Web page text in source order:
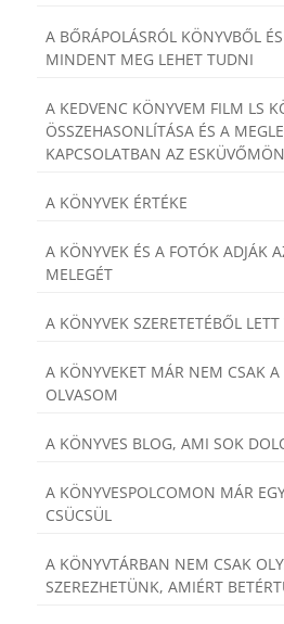
A BŐRÁPOLÁSRÓL KÖNYVBŐL
MINDENT MEG LEHET TUDNI
A KEDVENC KÖNYVEM FILM LS
ÖSSZEHASONLÍTÁSA ÉS A
KAPCSOLATBAN AZ
A KÖNYVEK ÉRTÉKE
A KÖNYVEK ÉS A FOTÓK ADJÁK
MELEGÉT
A KÖNYVEK SZERETETÉBŐL
A KÖNYVEKET MÁR NEM CSAK
OLVASOM
A KÖNYVES BLOG, AMI SOK
A KÖNYVESPOLCOMON MÁR
CSÜCSÜL
A KÖNYVTÁRBAN NEM CSAK
SZEREZHETÜNK, AMIÉRT